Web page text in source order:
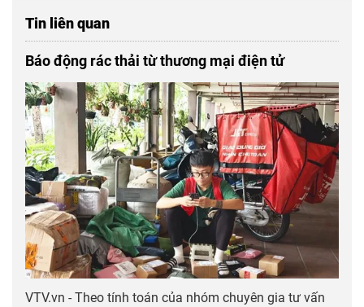
Tin liên quan
Báo động rác thải từ thương mại điện tử
VTV.vn - Theo tính toán của nhóm chuyên gia tư vấn